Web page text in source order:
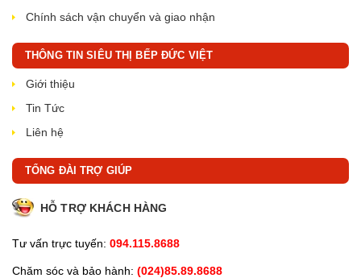
Chính sách vận chuyển và giao nhận
THÔNG TIN SIÊU THỊ BẾP ĐỨC VIỆT
Giới thiệu
Tin Tức
Liên hệ
TỔNG ĐÀI TRỢ GIÚP
HỖ TRỢ KHÁCH HÀNG
Tư vấn trực tuyến: 094.115.8688
Chăm sóc và bảo hành: (024)85.89.8688